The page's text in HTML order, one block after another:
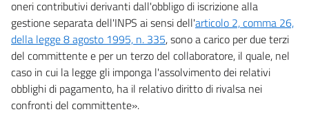
oneri contributivi derivanti dall'obbligo di iscrizione alla
gestione separata dell'INPS ai sensi dell'articolo 2, comma 26,
della legge 8 agosto 1995, n. 335, sono a carico per due terzi
del committente e per un terzo del collaboratore, il quale, nel
caso in cui la legge gli imponga l'assolvimento dei relativi
obblighi di pagamento, ha il relativo diritto di rivalsa nei
confronti del committente».